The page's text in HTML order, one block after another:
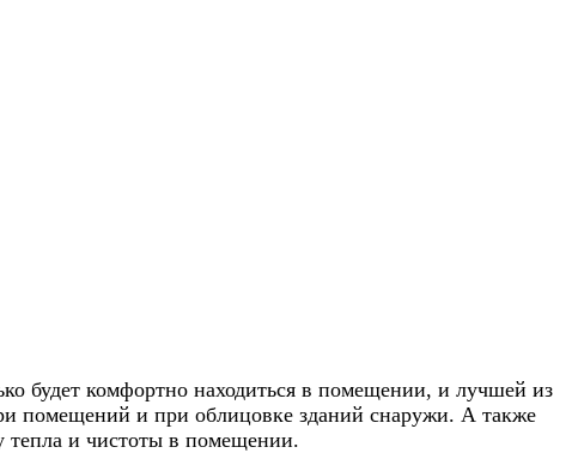
будет комфортно находиться в помещении, и лучшей из
помещений и при облицовке зданий снаружи. А также
тепла и чистоты в помещении.